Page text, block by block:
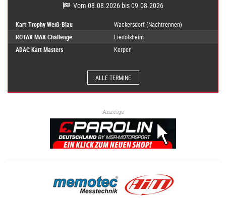
Vom 08.08.2026 bis 09.08.2026
Kart-Trophy Weiß-Blau
Wackersdorf (Nachtrennen)
ROTAX MAX Challenge
Liedolsheim
ADAC Kart Masters
Kerpen
ALLE TERMINE
Anzeige